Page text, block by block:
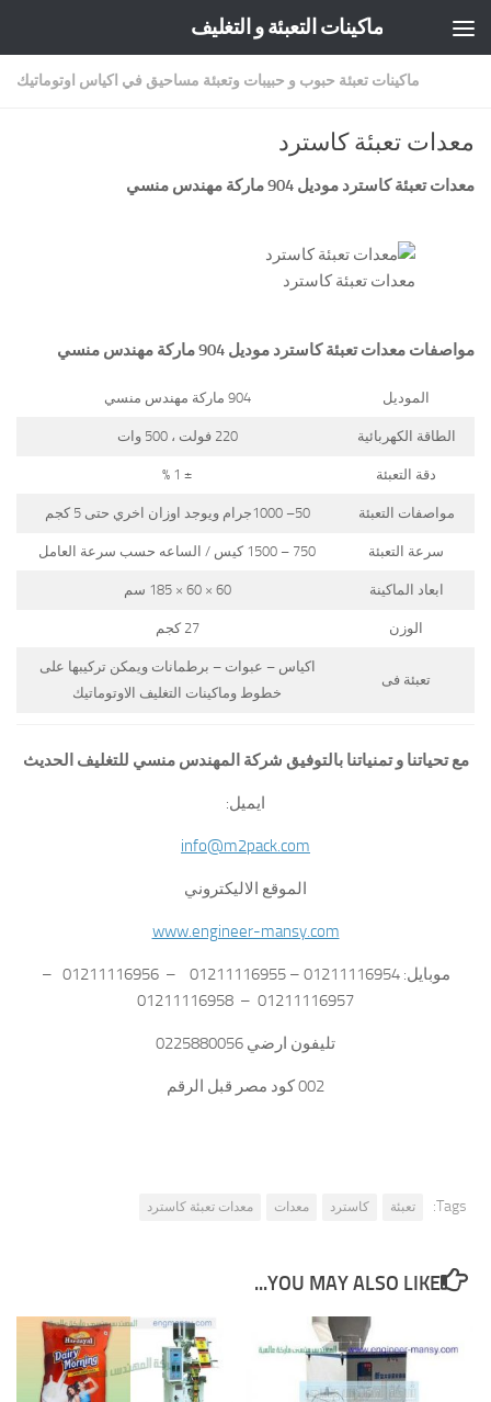
ماكينات التعبئة و التغليف
ماكينات تعبئة حبوب و حبيبات وتعبئة مساحيق في اكياس اوتوماتيك
معدات تعبئة كاسترد
معدات تعبئة كاسترد موديل 904 ماركة مهندس منسي
معدات تعبئة كاسترد
مواصفات معدات تعبئة كاسترد موديل 904 ماركة مهندس منسي
الموديل 904 ماركة مهندس منسي
الطاقة الكهربائية 220 فولت ، 500 وات
دقة التعبئة ± 1 %
مواصفات التعبئة 50– 1000جرام ويوجد اوزان اخري حتى 5 كجم
سرعة التعبئة 750 – 1500 كيس / الساعه حسب سرعة العامل
ابعاد الماكينة 60 × 60 × 185 سم
الوزن 27 كجم
تعبئة فى
اكياس – عبوات – برطمانات ويمكن تركيبها على
خطوط وماكينات التغليف الاوتوماتيك
مع تحياتنا و تمنياتنا بالتوفيق شركة المهندس منسي للتغليف الحديث
ايميل:
info@m2pack.com
الموقع الاليكتروني
www.engineer-mansy.com
موبايل: 01211116954 – 01211116955 – 01211116956 –
01211116957 – 01211116958
تليفون ارضي 0225880056
002 كود مصر قبل الرقم
Tags: تعبئة كاسترد معدات معدات تعبئة كاسترد
YOU MAY ALSO LIKE...